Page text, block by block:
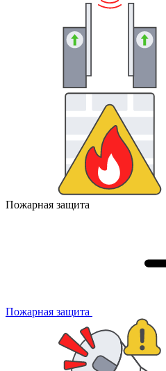
Пожарная защита
Пожарная защита